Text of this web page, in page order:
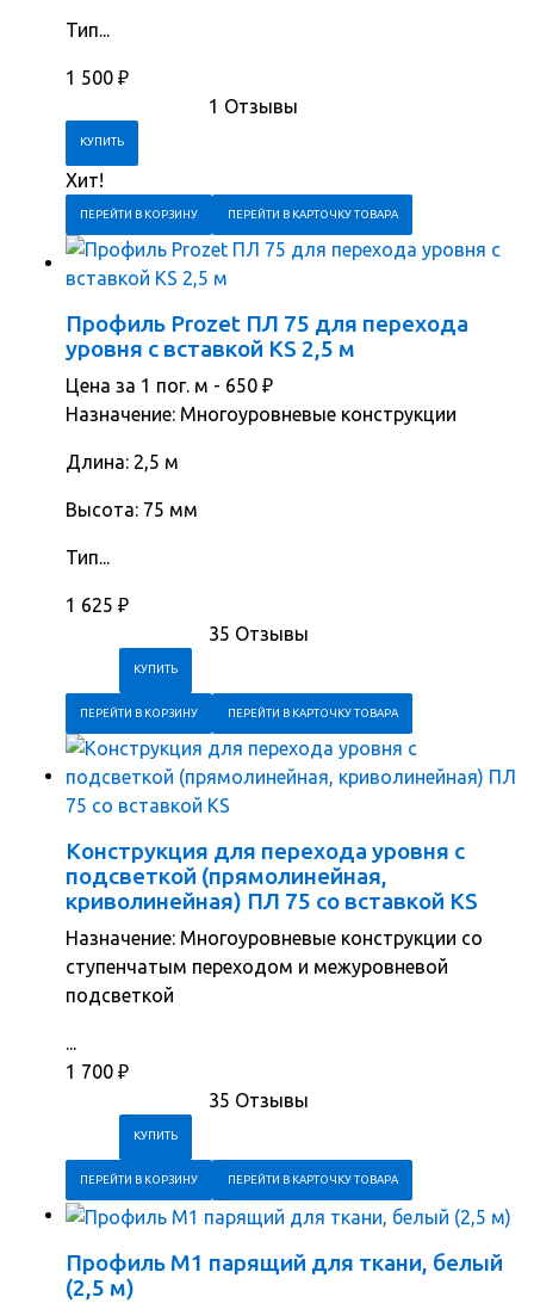
Тип...
1 500 ₽
1 Отзывы
Хит!
ПЕРЕЙТИ В КОРЗИНУ ПЕРЕЙТИ В КАРТОЧКУ ТОВАРА
Профиль Prozet ПЛ 75 для перехода
уровня с вставкой KS 2,5 м
Цена за 1 пог. м - 650 ₽
Назначение: Многоуровневые конструкции
Длина: 2,5 м
Высота: 75 мм
Тип...
1 625 ₽
35 Отзывы
ПЕРЕЙТИ В КОРЗИНУ ПЕРЕЙТИ В КАРТОЧКУ ТОВАРА
Конструкция для перехода уровня с
подсветкой (прямолинейная,
криволинейная) ПЛ 75 со вставкой KS
Назначение: Многоуровневые конструкции со
ступенчатым переходом и межуровневой
подсветкой
...
1 700 ₽
35 Отзывы
ПЕРЕЙТИ В КОРЗИНУ ПЕРЕЙТИ В КАРТОЧКУ ТОВАРА
Профиль М1 парящий для ткани, белый
(2,5 м)